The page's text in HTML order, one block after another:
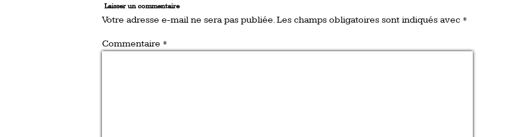
Laisser un commentaire
Votre adresse e-mail ne sera pas publiée.Les champs obligatoires sont indiqués avec *
Commentaire *